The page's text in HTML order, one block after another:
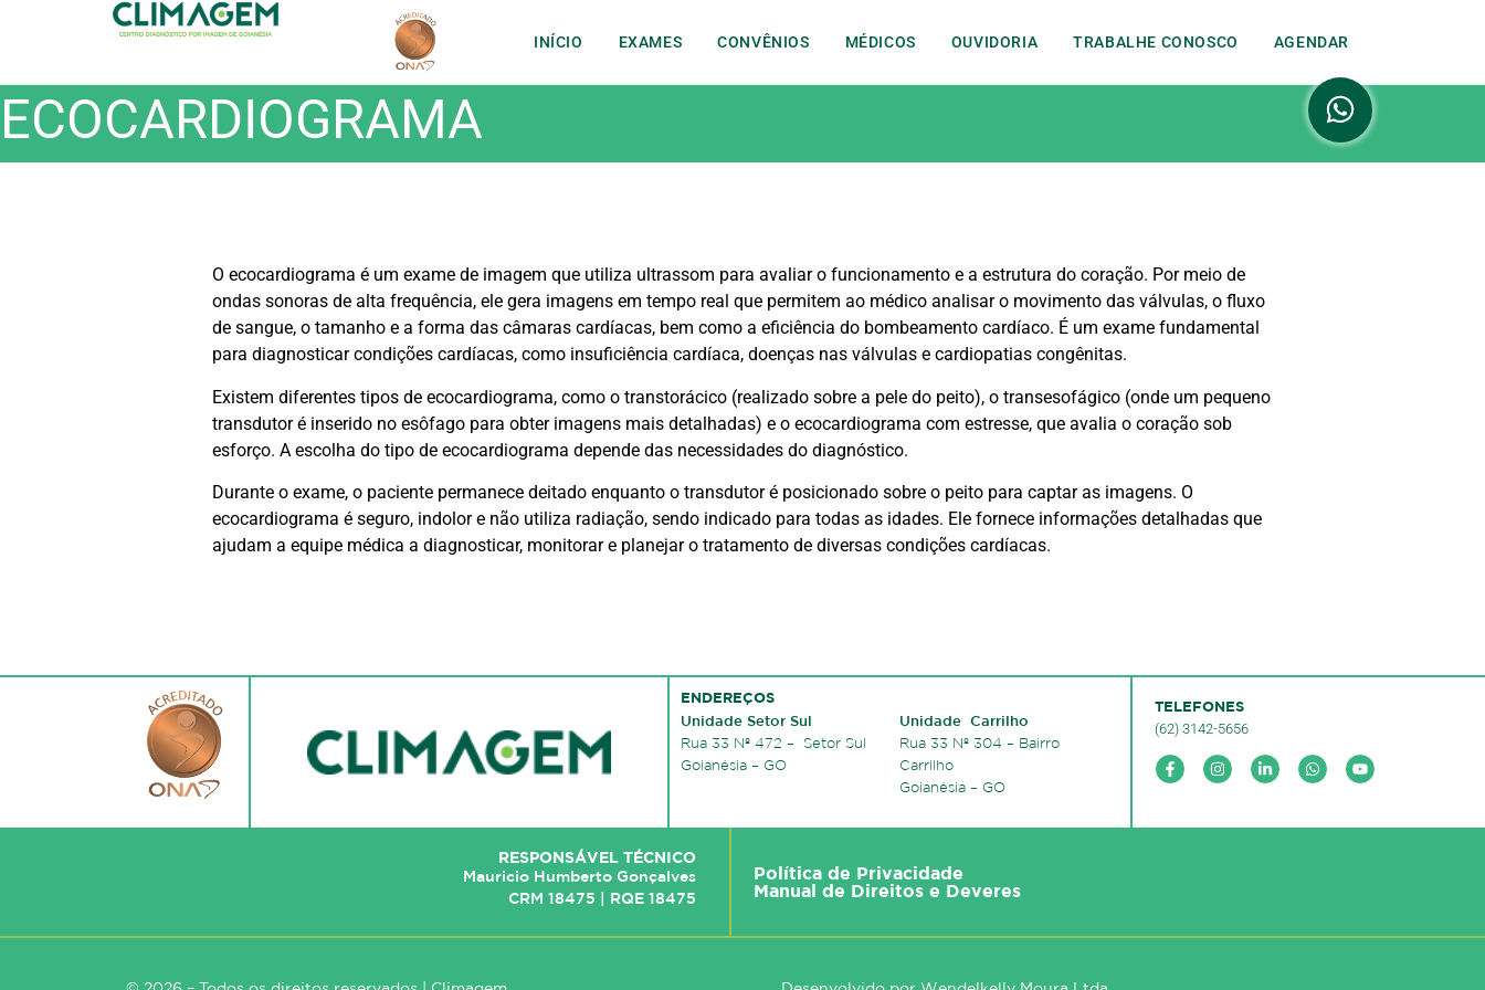
INÍCIO EXAMES CONVÊNIOS MÉDICOS OUVIDORIA TRABALHE CONOSCO AGENDAR
ECOCARDIOGRAMA
O ecocardiograma é um exame de imagem que utiliza ultrassom para avaliar o funcionamento e a estrutura do coração. Por meio de
ondas sonoras de alta frequência, ele gera imagens em tempo real que permitem ao médico analisar o movimento das válvulas, o fluxo
de sangue, o tamanho e a forma das câmaras cardíacas, bem como a eficiência do bombeamento cardíaco. É um exame fundamental
para diagnosticar condições cardíacas, como insuficiência cardíaca, doenças nas válvulas e cardiopatias congênitas.
Existem diferentes tipos de ecocardiograma, como o transtorácico (realizado sobre a pele do peito), o transesofágico (onde um pequeno
transdutor é inserido no esôfago para obter imagens mais detalhadas) e o ecocardiograma com estresse, que avalia o coração sob
esforço. A escolha do tipo de ecocardiograma depende das necessidades do diagnóstico.
Durante o exame, o paciente permanece deitado enquanto o transdutor é posicionado sobre o peito para captar as imagens. O
ecocardiograma é seguro, indolor e não utiliza radiação, sendo indicado para todas as idades. Ele fornece informações detalhadas que
ajudam a equipe médica a diagnosticar, monitorar e planejar o tratamento de diversas condições cardíacas.
ENDEREÇOS
Unidade Setor Sul
Rua 33 Nº 472 – Setor Sul
Goianésia – GO
Unidade Carrilho
Rua 33 Nº 304 – Bairro
Carrilho
Goianésia – GO
TELEFONES
(62) 3142-5656
RESPONSÁVEL TÉCNICO
Mauricio Humberto Gonçalves
CRM 18475 | RQE 18475
Política de Privacidade
Manual de Direitos e Deveres